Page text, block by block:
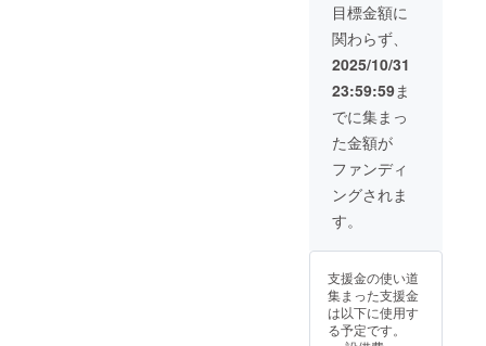
目標金額に
関わらず、
2025/10/31
23:59:59ま
でに集まっ
た金額が
ファンディ
ングされま
す。
支援金の使い道
集まった支援金
は以下に使用す
る予定です。